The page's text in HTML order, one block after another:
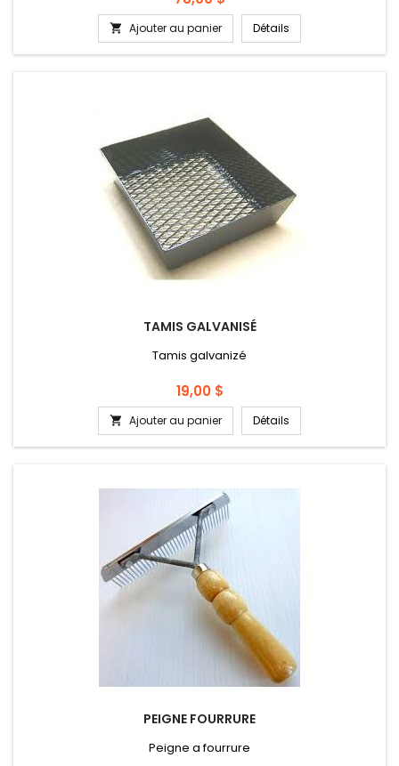
 Ajouter au panier Détails
TAMIS GALVANISÉ
Tamis galvanizé
Prix
19,00 $
 Ajouter au panier Détails
PEIGNE FOURRURE
Peigne a fourrure